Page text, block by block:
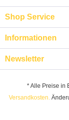
Shop Service
Informationen
Newsletter
* Alle Preise in
Versandkosten.